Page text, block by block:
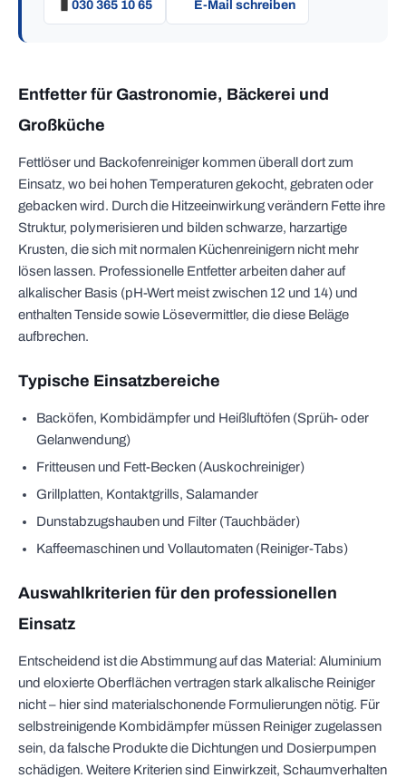
030 365 10 65 E-Mail schreiben
Entfetter für Gastronomie, Bäckerei und
Großküche
Fettlöser und Backofenreiniger kommen überall dort zum
Einsatz, wo bei hohen Temperaturen gekocht, gebraten oder
gebacken wird. Durch die Hitzeeinwirkung verändern Fette ihre
Struktur, polymerisieren und bilden schwarze, harzartige
Krusten, die sich mit normalen Küchenreinigern nicht mehr
lösen lassen. Professionelle Entfetter arbeiten daher auf
alkalischer Basis (pH-Wert meist zwischen 12 und 14) und
enthalten Tenside sowie Lösevermittler, die diese Beläge
aufbrechen.
Typische Einsatzbereiche
Backöfen, Kombidämpfer und Heißluftöfen (Sprüh- oder
Gelanwendung)
Fritteusen und Fett-Becken (Auskochreiniger)
Grillplatten, Kontaktgrills, Salamander
Dunstabzugshauben und Filter (Tauchbäder)
Kaffeemaschinen und Vollautomaten (Reiniger-Tabs)
Auswahlkriterien für den professionellen
Einsatz
Entscheidend ist die Abstimmung auf das Material: Aluminium
und eloxierte Oberflächen vertragen stark alkalische Reiniger
nicht – hier sind materialschonende Formulierungen nötig. Für
selbstreinigende Kombidämpfer müssen Reiniger zugelassen
sein, da falsche Produkte die Dichtungen und Dosierpumpen
schädigen. Weitere Kriterien sind Einwirkzeit, Schaumverhalten